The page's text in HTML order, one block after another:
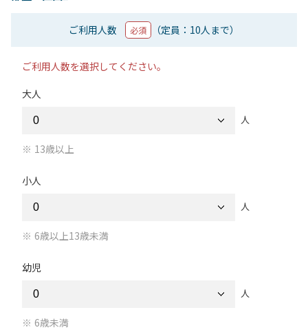
ご利用人数 必須 （定員：10人まで）
ご利用人数を選択してください。
大人
人
13歳以上
小人
人
6歳以上13歳未満
幼児
人
6歳未満